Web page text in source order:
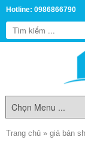
Hotline: 0986866790
Trang chủ » giá bán